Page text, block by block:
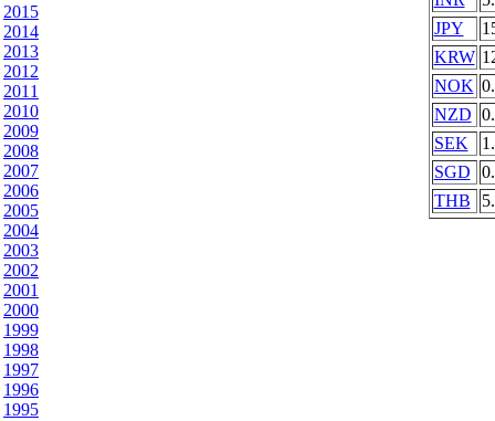
2015
2014
2013
2012
2011
2010
2009
2008
2007
2006
2005
2004
2003
2002
2001
2000
1999
1998
1997
1996
1995
JPY
KRW
NOK
NZD
SEK
SGD
THB